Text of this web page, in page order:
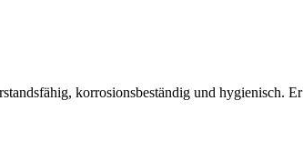
korrosionsbeständig und hygienisch.